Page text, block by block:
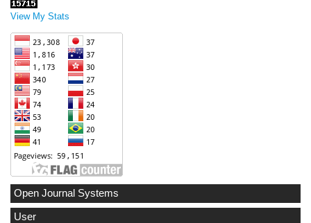
View My Stats
Open Journal Systems
User